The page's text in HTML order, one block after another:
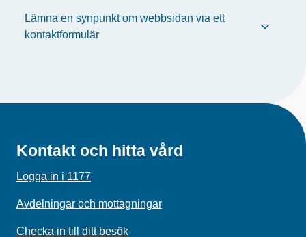
Lämna en synpunkt om webbsidan via ett
kontaktformulär
Kontakt och hitta vård
Logga in i 1177
Avdelningar och mottagningar
Checka in till ditt besök